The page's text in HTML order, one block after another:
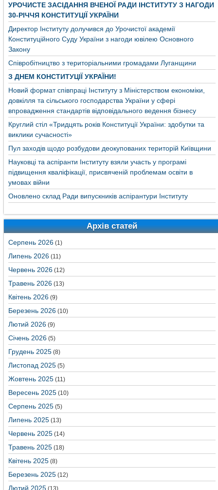
УРОЧИСТЕ ЗАСІДАННЯ ВЧЕНОЇ РАДИ ІНСТИТУТУ З НАГОДИ
30-РІЧЧЯ КОНСТИТУЦІЇ УКРАЇНИ
Директор Інституту долучився до Урочистої академії
Конституційного Суду України з нагоди ювілею Основного
Закону
Співробітництво з територіальними громадами Луганщини
З ДНЕМ КОНСТИТУЦІЇ УКРАЇНИ!
Новий формат співпраці Інституту з Міністерством економіки,
довкілля та сільського господарства України у сфері
впровадження стандартів відповідального ведення бізнесу
Круглий стіл «Тридцять років Конституції України: здобутки та
виклики сучасності»
Пул заходів щодо розбудови деокупованих територій Київщини
Науковці та аспіранти Інституту взяли участь у програмі
підвищення кваліфікації, присвяченій проблемам освіти в
умовах війни
Оновлено склад Ради випускників аспірантури Інституту
Архів статей
Серпень 2026 (1)
Липень 2026 (11)
Червень 2026 (12)
Травень 2026 (13)
Квітень 2026 (9)
Березень 2026 (10)
Лютий 2026 (9)
Січень 2026 (5)
Грудень 2025 (8)
Листопад 2025 (5)
Жовтень 2025 (11)
Вересень 2025 (10)
Серпень 2025 (5)
Липень 2025 (13)
Червень 2025 (14)
Травень 2025 (18)
Квітень 2025 (8)
Березень 2025 (12)
Лютий 2025 (13)